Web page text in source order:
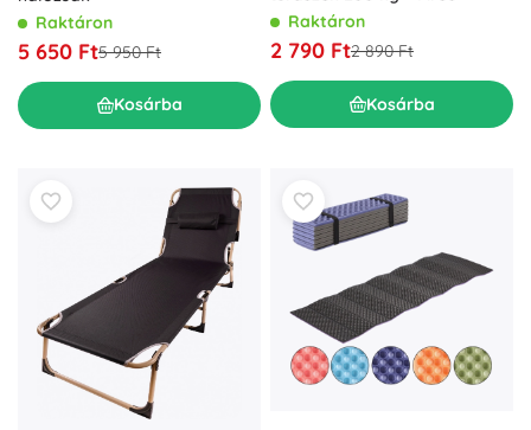
Raktáron
5 650 Ft5 950 Ft
Kosárba
Raktáron
2 790 Ft2 890 Ft
Kosárba